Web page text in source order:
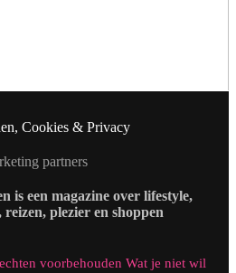
Cookies & Privacy
partners
is een magazine over lifestyle,
plezier en shoppen
voorbehouden Wat je niet wil